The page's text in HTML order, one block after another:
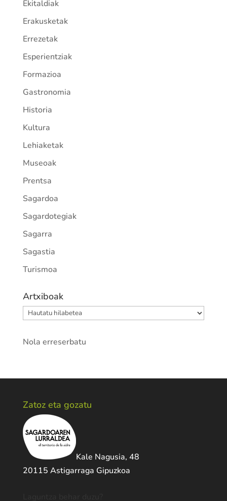
Ekitaldiak
Erakusketak
Errezetak
Esperientziak
Formazioa
Gastronomia
Historia
Kultura
Lehiaketak
Museoak
Prentsa
Sagardoa
Sagardotegiak
Sagarra
Sagastia
Turismoa
Artxiboak
Artxiboak
Nola erreserbatu
Zatoz eta gozatu
Kale Nagusia, 48
20115 Astigarraga Gipuzkoa